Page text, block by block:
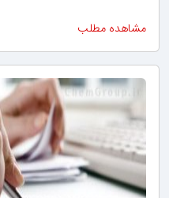
مشاهده مطلب